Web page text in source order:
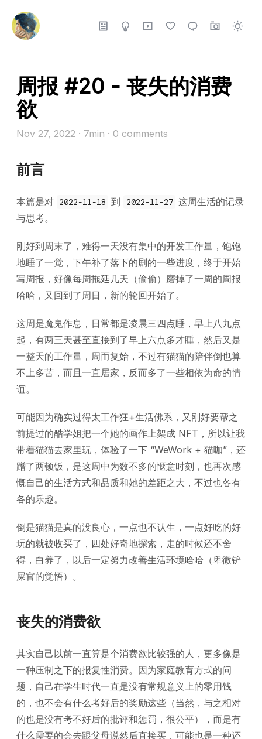
周报 #20 - 丧失的消费
欲
Nov 27, 2022 · 7min · 0 comments
前言
本篇是对 2022-11-18 到 2022-11-27 这周生活的记录
与思考。
刚好到周末了，难得一天没有集中的开发工作量，饱饱
地睡了一觉，下午补了落下的剧的一些进度，终于开始
写周报，好像每周拖延几天（偷偷）磨掉了一周的周报
哈哈，又回到了周日，新的轮回开始了。
这周是魔鬼作息，日常都是凌晨三四点睡，早上八九点
起，有两三天甚至直接到了早上六点多才睡，然后又是
一整天的工作量，周而复始，不过有猫猫的陪伴倒也算
不上多苦，而且一直居家，反而多了一些相依为命的情
谊。
可能因为确实过得太工作狂+生活佛系，又刚好要帮之
前提过的酷学姐把一个她的画作上架成 NFT，所以让我
带着猫猫去家里玩，体验了一下 “WeWork + 猫咖”，还
蹭了两顿饭，是这周中为数不多的惬意时刻，也再次感
慨自己的生活方式和品质和她的差距之大，不过也各有
各的乐趣。
倒是猫猫是真的没良心，一点也不认生，一点好吃的好
玩的就被收买了，四处好奇地探索，走的时候还不舍
得，白养了，以后一定努力改善生活环境哈哈（卑微铲
屎官的觉悟）。
丧失的消费欲
其实自己以前一直算是个消费欲比较强的人，更多像是
一种压制之下的报复性消费。因为家庭教育方式的问
题，自己在学生时代一直是没有常规意义上的零用钱
的，也不会有什么考好后的奖励这些（当然，与之相对
的也是没有考不好后的批评和惩罚，很公平），而是有
什么需要的会去跟父母说然后直接买，可能也是一种还